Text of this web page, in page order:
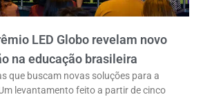
LED Globo revelam novo
na educação brasileira
que buscam novas soluções para a
levantamento feito a partir de cinco